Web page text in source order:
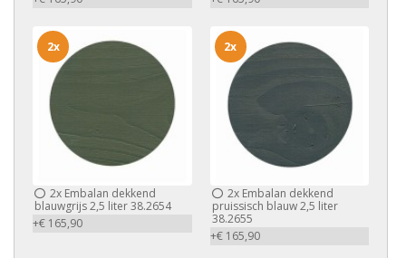
2x Embalan dekkend
blauwgrijs 2,5 liter 38.2654
+€ 165,90
2x
2xEmbalan dekkend
pruissisch blauw 2,5 liter
38.2655
+€ 165,90
2x